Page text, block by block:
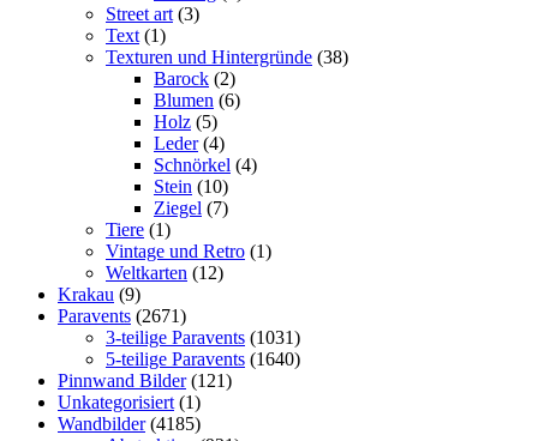
Street art (3)
Text (1)
Texturen und Hintergründe (38)
Barock (2)
Blumen (6)
Holz (5)
Leder (4)
Schnörkel (4)
Stein (10)
Ziegel (7)
Tiere (1)
Vintage und Retro (1)
Weltkarten (12)
Krakau (9)
Paravents (2671)
3-teilige Paravents (1031)
5-teilige Paravents (1640)
Pinnwand Bilder (121)
Unkategorisiert (1)
Wandbilder (4185)